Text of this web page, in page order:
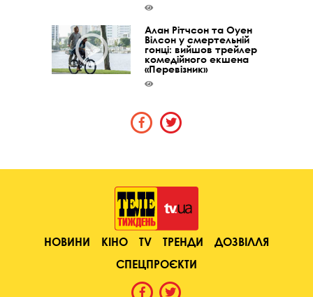
Алан Рітчсон та Оуен
Вілсон у смертельній
гонці: вийшов трейлер
комедійного екшена
«Перевізник»
НОВИНИ КІНО TV ТРЕНДИ
ДОЗВІЛЛЯ
СПЕЦПРОЄКТИ